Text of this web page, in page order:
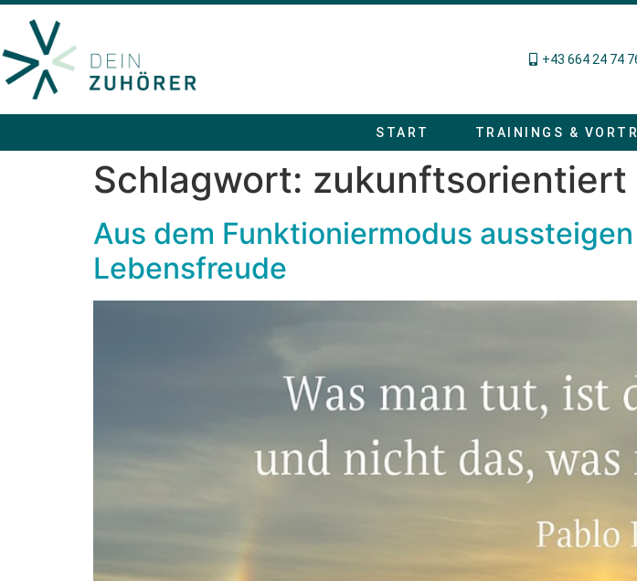
+43 664 24 74
START TRAININGS &
Schlagwort: zukunftsorientiert
Aus dem Funktioniermodus
Lebensfreude